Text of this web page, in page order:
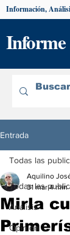
Informe
Información,
Entrada
Todas las
Análisis
Opinión
Todas las
Mirla
Aquilino
31 mar 4 min